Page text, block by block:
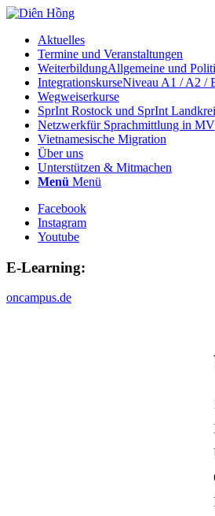
Aktuelles
Termine und Veranstaltungen
WeiterbildungAllgemeine und
IntegrationskurseNiveau A1 / A2 /
Wegweiserkurse
SprInt Rostock und SprInt
Netzwerkfür Sprachmittlung in MV
Vietnamesische Migration
Über uns
Unterstützen & Mitmachen
Menü Menü
Facebook
Instagram
Youtube
E-Learning:
oncampus.de